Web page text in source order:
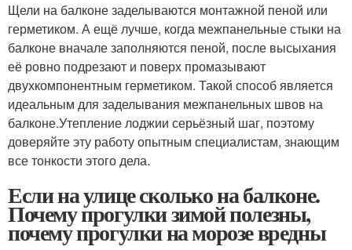
Щели на балконе заделываются монтажной пеной или
герметиком. А ещё лучше, когда межпанельные стыки на
балконе вначале заполняются пеной, после высыхания
её ровно подрезают и поверх промазывают
двухкомпонентным герметиком. Такой способ является
идеальным для заделывания межпанельных швов на
балконе.Утепление лоджии серьёзный шаг, поэтому
доверяйте эту работу опытным специалистам, знающим
все тонкости этого дела.
Если на улице сколько на балконе.
Почему прогулки зимой полезны,
почему прогулки на морозе вредны